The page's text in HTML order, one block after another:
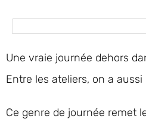
Une vraie journée dehors
Entre les ateliers, on a
Ce genre de journée remet